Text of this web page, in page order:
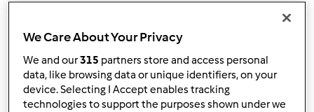
portalu społecznościowym są nagradzane przez punkty.
Osiągnięcie określonej liczby punktów, automatycznie
podwyższa Twoje miejsce w rankingu społecznościowym,
który określany jest numerem wewnątrz fartucha obok
nazwy użytkownika.
We Care About Your Privacy
We and our315 partners store and access personal
data, like browsing data or unique identifiers, on your
device. Selecting I Accept enables tracking
technologies to support the purposes shown under we